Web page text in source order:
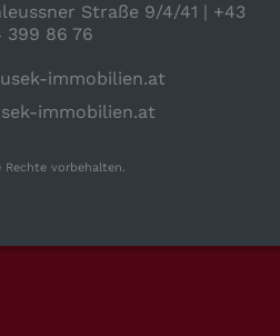
Straße 9/4/41 | +43
399 86 76
immobilien.at
immobilien.at
Rechte vorbehalten.